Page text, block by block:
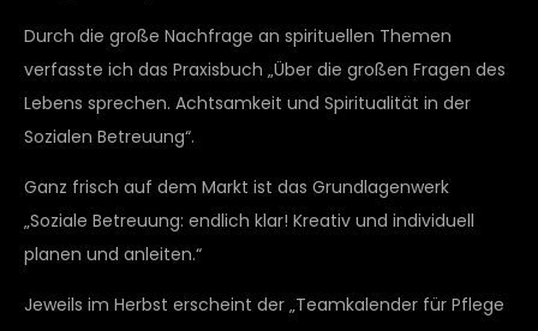
Durch die große Nachfrage an spirituellen Themen
verfasste ich das Praxisbuch „Über die großen Fragen des
Lebens sprechen. Achtsamkeit und Spiritualität in der
Sozialen Betreuung“.
Ganz frisch auf dem Markt ist das Grundlagenwerk
„Soziale Betreuung: endlich klar! Kreativ und individuell
planen und anleiten.“
Jeweils im Herbst erscheint der „Teamkalender für Pflege